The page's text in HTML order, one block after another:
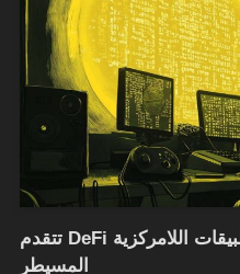
تتقدم DeFi على الألعاب كقطاع التطبيقات اللامركزية
المسيطر